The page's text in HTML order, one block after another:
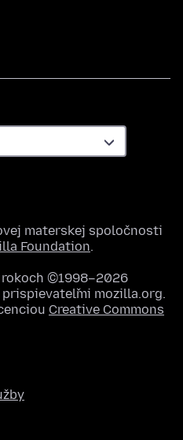
materskej spoločnosti
Foundation.
©1998–2026
mozilla.org.
Creative Commons